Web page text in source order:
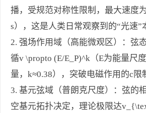
播，受规范对称性限制，最大速度
s），这是人类日常观察到的“光速”
2. 强场作用域（高能微观区）：弦
循v \propto (E/E_P)^k（E为能量尺
量，k≈0.38），突破电磁作用的c限
3. 基元弦域（普朗克尺度）：弦的
空基元拓扑决定，理论极限达